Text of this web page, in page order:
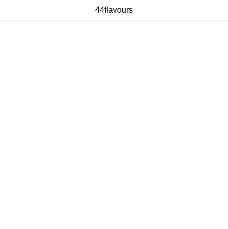
44flavours